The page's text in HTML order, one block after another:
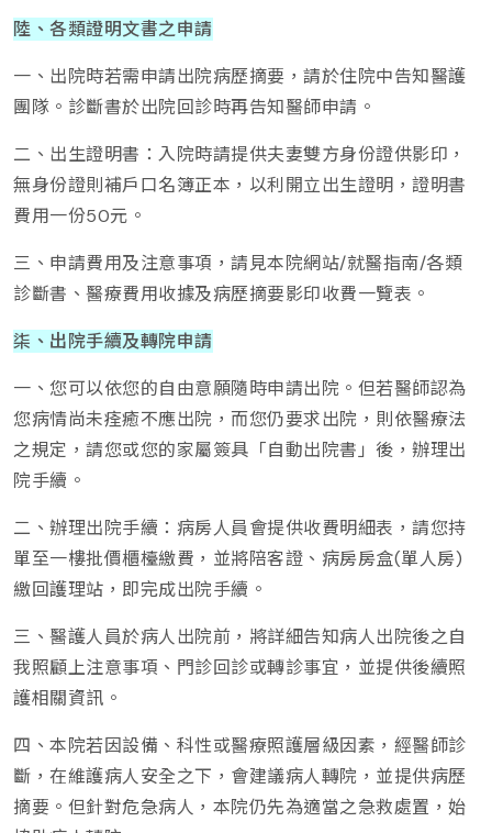
陸、各類證明文書之申請
一、出院時若需申請出院病歷摘要，請於住院中告知醫護
團隊。診斷書於出院回診時再告知醫師申請。
二、出生證明書：入院時請提供夫妻雙方身份證供影印，
無身份證則補戶口名簿正本，以利開立出生證明，證明書
費用一份50元。
三、申請費用及注意事項，請見本院網站/就醫指南/各類
診斷書、醫療費用收據及病歷摘要影印收費一覽表。
柒、出院手續及轉院申請
一、您可以依您的自由意願隨時申請出院。但若醫師認為
您病情尚未痊癒不應出院，而您仍要求出院，則依醫療法
之規定，請您或您的家屬簽具「自動出院書」後，辦理出
院手續。
二、辦理出院手續：病房人員會提供收費明細表，請您持
單至一樓批價櫃檯繳費，並將陪客證、病房房盒(單人房)
繳回護理站，即完成出院手續。
三、醫護人員於病人出院前，將詳細告知病人出院後之自
我照顧上注意事項、門診回診或轉診事宜，並提供後續照
護相關資訊。
四、本院若因設備、科性或醫療照護層級因素，經醫師診
斷，在維護病人安全之下，會建議病人轉院，並提供病歷
摘要。但針對危急病人，本院仍先為適當之急救處置，始